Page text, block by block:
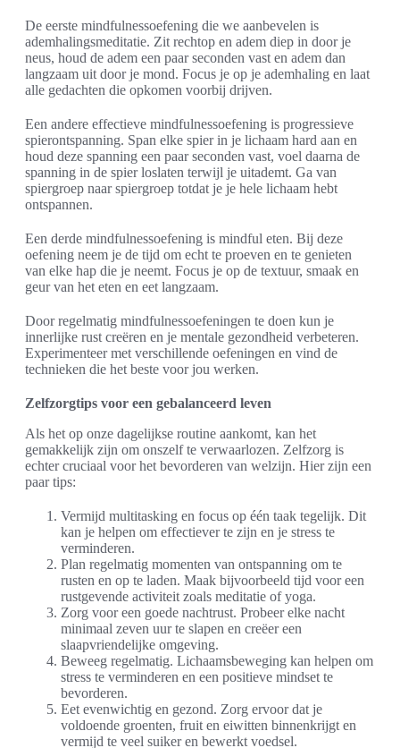
De eerste mindfulnessoefening die we aanbevelen is
ademhalingsmeditatie. Zit rechtop en adem diep in door je
neus, houd de adem een paar seconden vast en adem dan
langzaam uit door je mond. Focus je op je ademhaling en laat
alle gedachten die opkomen voorbij drijven.
Een andere effectieve mindfulnessoefening is progressieve
spierontspanning. Span elke spier in je lichaam hard aan en
houd deze spanning een paar seconden vast, voel daarna de
spanning in de spier loslaten terwijl je uitademt. Ga van
spiergroep naar spiergroep totdat je je hele lichaam hebt
ontspannen.
Een derde mindfulnessoefening is mindful eten. Bij deze
oefening neem je de tijd om echt te proeven en te genieten
van elke hap die je neemt. Focus je op de textuur, smaak en
geur van het eten en eet langzaam.
Door regelmatig mindfulnessoefeningen te doen kun je
innerlijke rust creëren en je mentale gezondheid verbeteren.
Experimenteer met verschillende oefeningen en vind de
technieken die het beste voor jou werken.
Zelfzorgtips voor een gebalanceerd leven
Als het op onze dagelijkse routine aankomt, kan het
gemakkelijk zijn om onszelf te verwaarlozen. Zelfzorg is
echter cruciaal voor het bevorderen van welzijn. Hier zijn een
paar tips:
Vermijd multitasking en focus op één taak tegelijk. Dit
kan je helpen om effectiever te zijn en je stress te
verminderen.
Plan regelmatig momenten van ontspanning om te
rusten en op te laden. Maak bijvoorbeeld tijd voor een
rustgevende activiteit zoals meditatie of yoga.
Zorg voor een goede nachtrust. Probeer elke nacht
minimaal zeven uur te slapen en creëer een
slaapvriendelijke omgeving.
Beweeg regelmatig. Lichaamsbeweging kan helpen om
stress te verminderen en een positieve mindset te
bevorderen.
Eet evenwichtig en gezond. Zorg ervoor dat je
voldoende groenten, fruit en eiwitten binnenkrijgt en
vermijd te veel suiker en bewerkt voedsel.